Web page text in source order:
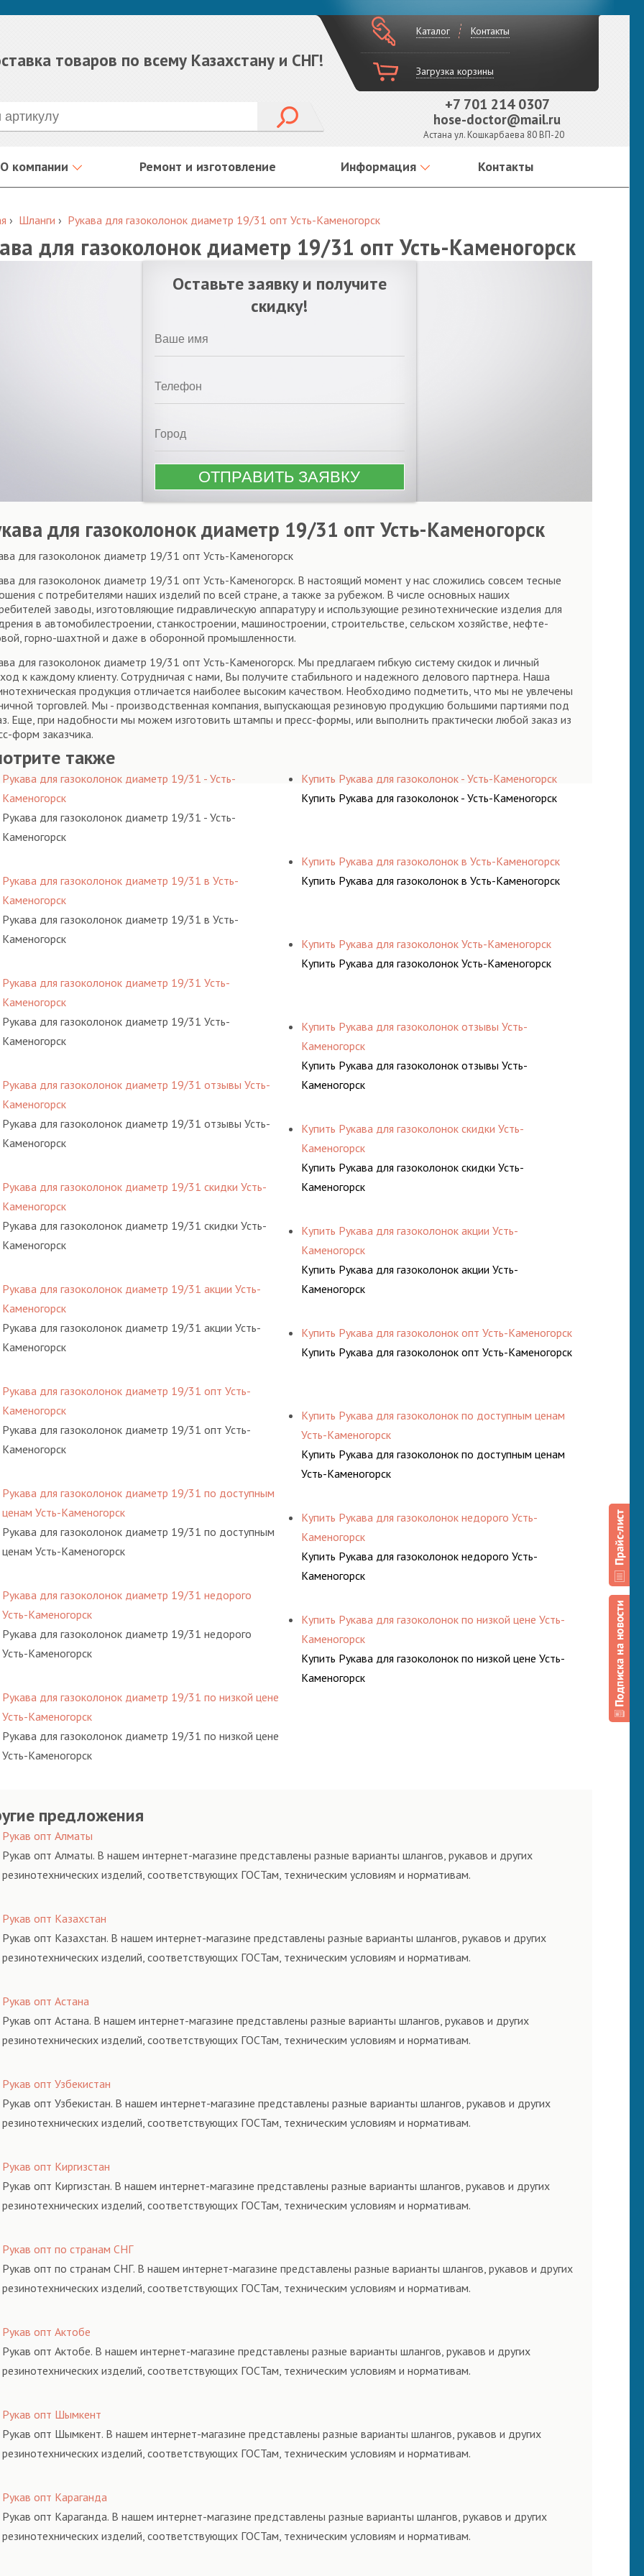
товаров по всему Казахстану и СНГ!
Каталог Контакты
Загрузка корзины
+7 701 214 0307
hose-doctor@mail.ru
Астана ул. Кошкарбаева 80 ВП-20
О компании Ремонт и изготовление Информация Контакты
› Шланги › Рукава для газоколонок диаметр 19/31 опт Усть-Каменогорск
для газоколонок диаметр 19/31 опт Усть-Каменогорск
Оставьте заявку и получите
скидку!
для газоколонок диаметр 19/31 опт Усть-Каменогорск
для газоколонок диаметр 19/31 опт Усть-Каменогорск
для газоколонок диаметр 19/31 опт Усть-Каменогорск. В настоящий момент у нас сложились совсем тесные
с потребителями наших изделий по всей стране, а также за рубежом. В числе основных наших
заводы, изготовляющие гидравлическую аппаратуру и использующие резинотехнические изделия для
в автомобилестроении, станкостроении, машиностроении, строительстве, сельском хозяйстве, нефте-
горно-шахтной и даже в оборонной промышленности.
для газоколонок диаметр 19/31 опт Усть-Каменогорск. Мы предлагаем гибкую систему скидок и личный
к каждому клиенту. Сотрудничая с нами, Вы получите стабильного и надежного делового партнера. Наша
продукция отличается наиболее высоким качеством. Необходимо подметить, что мы не увлечены
торговлей. Мы - производственная компания, выпускающая резиновую продукцию большими партиями под
Еще, при надобности мы можем изготовить штампы и пресс-формы, или выполнить практически любой заказ из
форм заказчика.
также
Рукава для газоколонок диаметр 19/31 - Усть-
Каменогорск
Рукава для газоколонок диаметр 19/31 - Усть-
Каменогорск
Рукава для газоколонок диаметр 19/31 в Усть-
Каменогорск
Рукава для газоколонок диаметр 19/31 в Усть-
Каменогорск
Рукава для газоколонок диаметр 19/31 Усть-
Каменогорск
Рукава для газоколонок диаметр 19/31 Усть-
Каменогорск
Рукава для газоколонок диаметр 19/31 отзывы Усть-
Каменогорск
Рукава для газоколонок диаметр 19/31 отзывы Усть-
Каменогорск
Рукава для газоколонок диаметр 19/31 скидки Усть-
Каменогорск
Рукава для газоколонок диаметр 19/31 скидки Усть-
Каменогорск
Рукава для газоколонок диаметр 19/31 акции Усть-
Каменогорск
Рукава для газоколонок диаметр 19/31 акции Усть-
Каменогорск
Рукава для газоколонок диаметр 19/31 опт Усть-
Каменогорск
Рукава для газоколонок диаметр 19/31 опт Усть-
Каменогорск
Рукава для газоколонок диаметр 19/31 по доступным
ценам Усть-Каменогорск
Рукава для газоколонок диаметр 19/31 по доступным
ценам Усть-Каменогорск
Рукава для газоколонок диаметр 19/31 недорого
Усть-Каменогорск
Рукава для газоколонок диаметр 19/31 недорого
Усть-Каменогорск
Рукава для газоколонок диаметр 19/31 по низкой цене
Усть-Каменогорск
Рукава для газоколонок диаметр 19/31 по низкой цене
Усть-Каменогорск
Купить Рукава для газоколонок - Усть-Каменогорск
Купить Рукава для газоколонок - Усть-Каменогорск
Купить Рукава для газоколонок в Усть-Каменогорск
Купить Рукава для газоколонок в Усть-Каменогорск
Купить Рукава для газоколонок Усть-Каменогорск
Купить Рукава для газоколонок Усть-Каменогорск
Купить Рукава для газоколонок отзывы Усть-
Каменогорск
Купить Рукава для газоколонок отзывы Усть-
Каменогорск
Купить Рукава для газоколонок скидки Усть-
Каменогорск
Купить Рукава для газоколонок скидки Усть-
Каменогорск
Купить Рукава для газоколонок акции Усть-
Каменогорск
Купить Рукава для газоколонок акции Усть-
Каменогорск
Купить Рукава для газоколонок опт Усть-Каменогорск
Купить Рукава для газоколонок опт Усть-Каменогорск
Купить Рукава для газоколонок по доступным ценам
Усть-Каменогорск
Купить Рукава для газоколонок по доступным ценам
Усть-Каменогорск
Купить Рукава для газоколонок недорого Усть-
Каменогорск
Купить Рукава для газоколонок недорого Усть-
Каменогорск
Купить Рукава для газоколонок по низкой цене Усть-
Каменогорск
Купить Рукава для газоколонок по низкой цене Усть-
Каменогорск
предложения
Рукав опт Алматы
Рукав опт Алматы. В нашем интернет-магазине представлены разные варианты шлангов, рукавов и других
резинотехнических изделий, соответствующих ГОСТам, техническим условиям и нормативам.
Рукав опт Казахстан
Рукав опт Казахстан. В нашем интернет-магазине представлены разные варианты шлангов, рукавов и других
резинотехнических изделий, соответствующих ГОСТам, техническим условиям и нормативам.
Рукав опт Астана
Рукав опт Астана. В нашем интернет-магазине представлены разные варианты шлангов, рукавов и других
резинотехнических изделий, соответствующих ГОСТам, техническим условиям и нормативам.
Рукав опт Узбекистан
Рукав опт Узбекистан. В нашем интернет-магазине представлены разные варианты шлангов, рукавов и других
резинотехнических изделий, соответствующих ГОСТам, техническим условиям и нормативам.
Рукав опт Киргизстан
Рукав опт Киргизстан. В нашем интернет-магазине представлены разные варианты шлангов, рукавов и других
резинотехнических изделий, соответствующих ГОСТам, техническим условиям и нормативам.
Рукав опт по странам СНГ
Рукав опт по странам СНГ. В нашем интернет-магазине представлены разные варианты шлангов, рукавов и других
резинотехнических изделий, соответствующих ГОСТам, техническим условиям и нормативам.
Рукав опт Актобе
Рукав опт Актобе. В нашем интернет-магазине представлены разные варианты шлангов, рукавов и других
резинотехнических изделий, соответствующих ГОСТам, техническим условиям и нормативам.
Рукав опт Шымкент
Рукав опт Шымкент. В нашем интернет-магазине представлены разные варианты шлангов, рукавов и других
резинотехнических изделий, соответствующих ГОСТам, техническим условиям и нормативам.
Рукав опт Караганда
Рукав опт Караганда. В нашем интернет-магазине представлены разные варианты шлангов, рукавов и других
резинотехнических изделий, соответствующих ГОСТам, техническим условиям и нормативам.